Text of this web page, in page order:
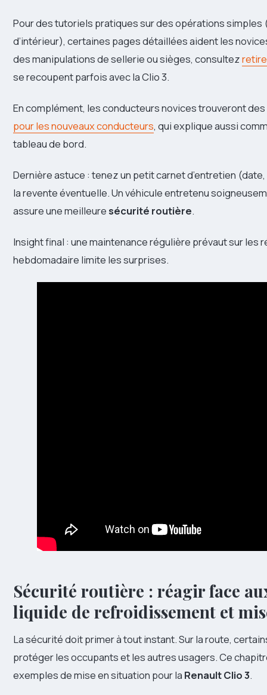
Pour des tutoriels pratiques sur des opérations
d’intérieur), certaines pages détaillées aident les
des manipulations de sellerie ou sièges, consultez
se recoupent parfois avec la Clio 3.
En complément, les conducteurs novices trouveront
pour les nouveaux conducteurs, qui explique aussi
tableau de bord.
Dernière astuce : tenez un petit carnet d’entretien
la revente éventuelle. Un véhicule entretenu
assure une meilleuresécurité routière.
Insight final : une maintenance régulière prévaut sur les
hebdomadaire limite les surprises.
Sécurité routière : réagir face
liquide de refroidissement et
La sécurité doit primer à tout instant. Sur la route,
protéger les occupants et les autres usagers. Ce
exemples de mise en situation pour la Renault Clio 3.